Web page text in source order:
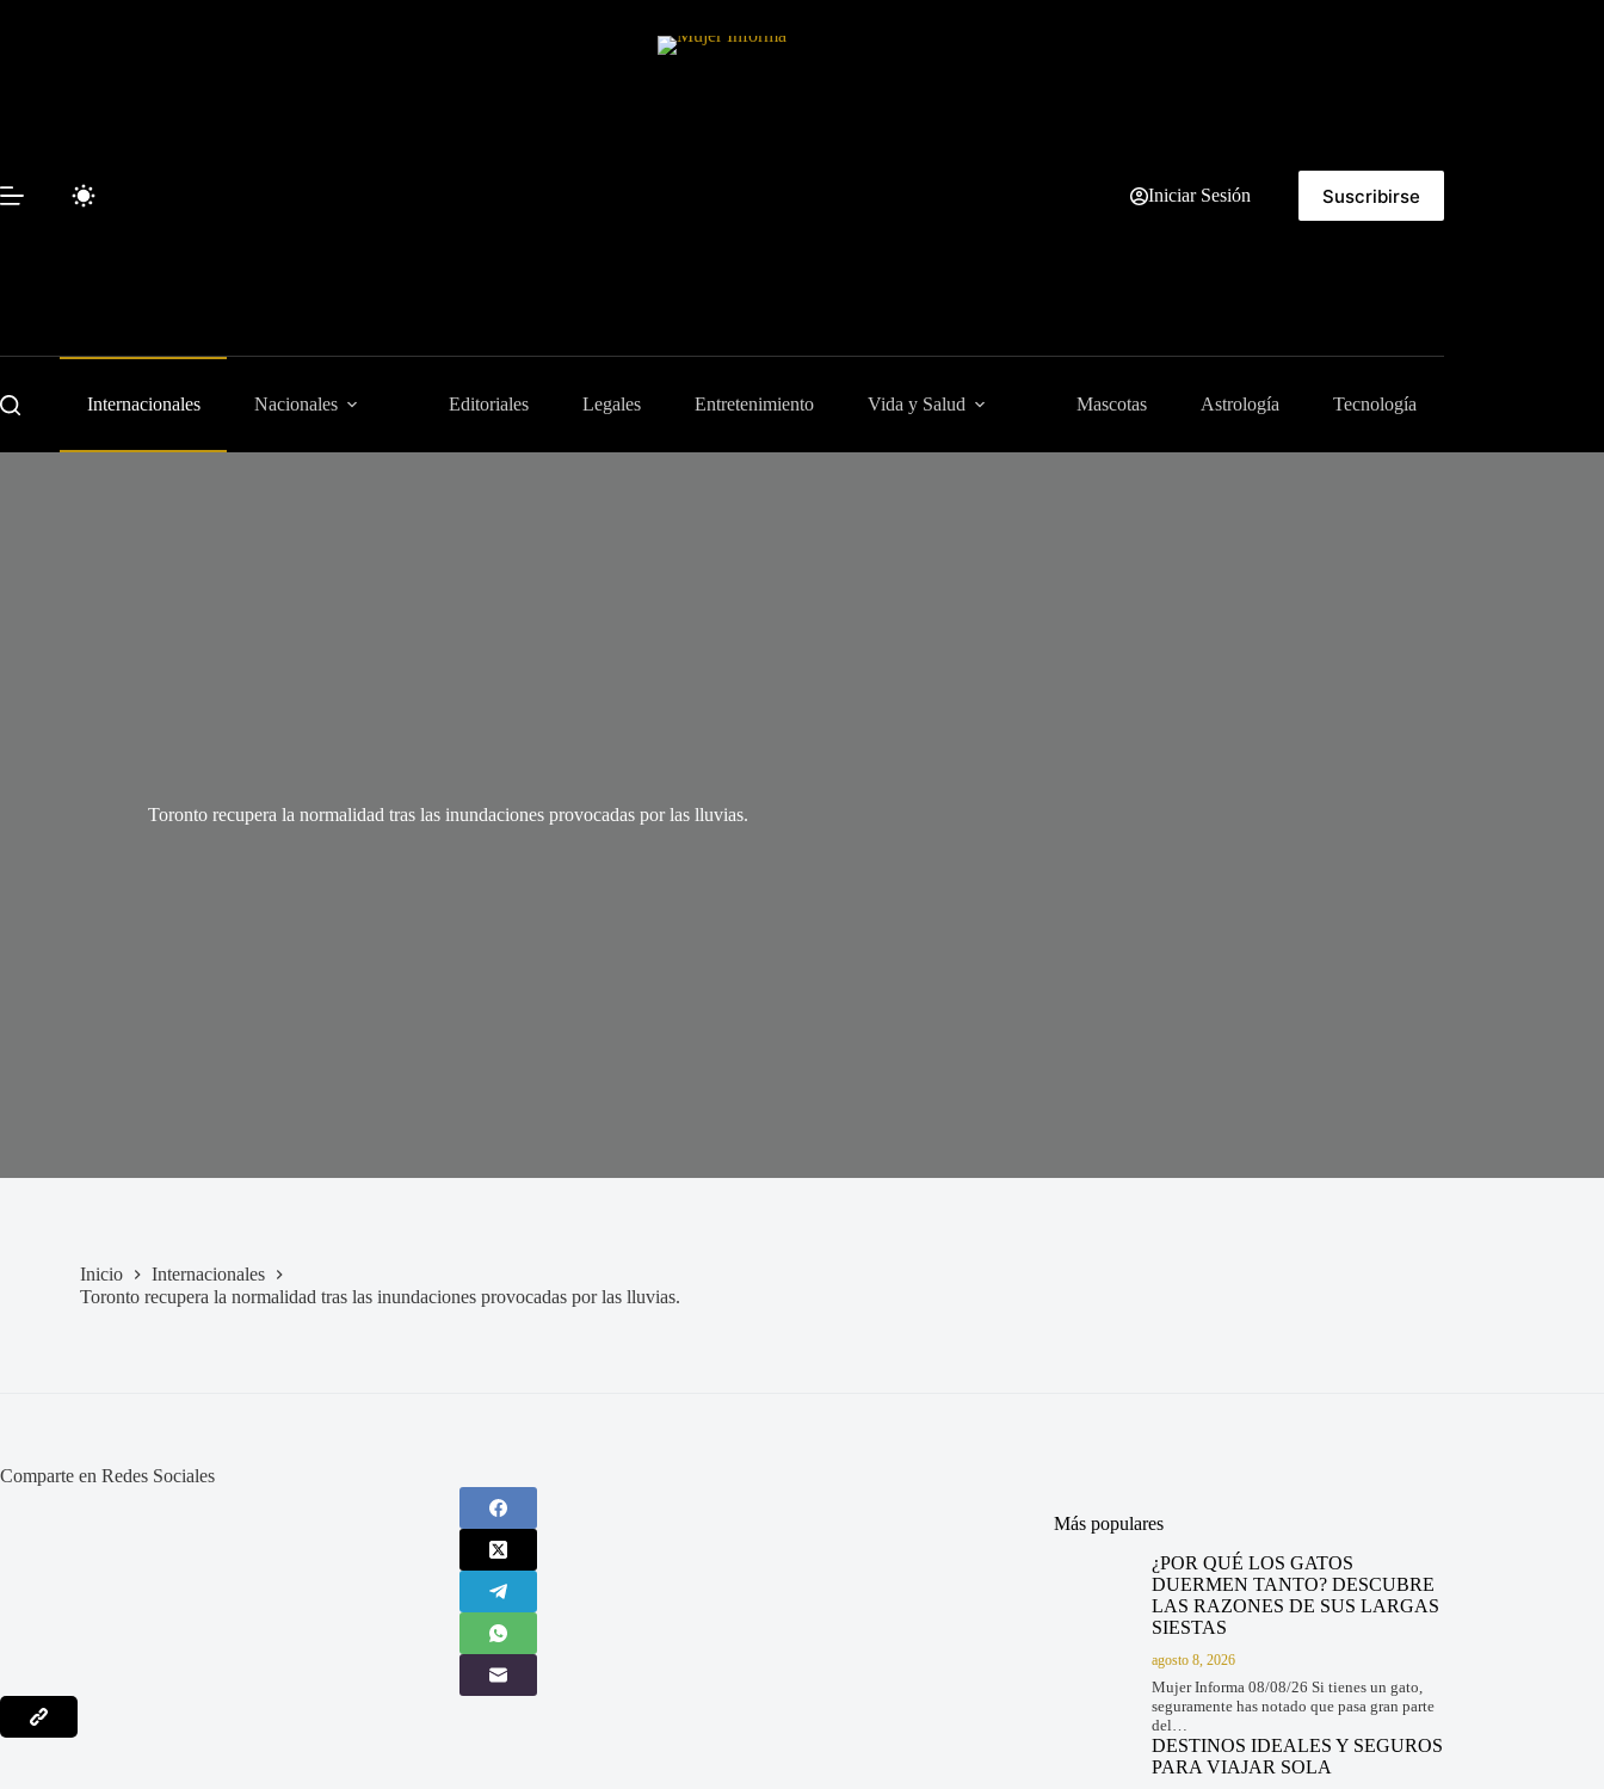
Iniciar Sesión Suscribirse
Internacionales Nacionales Editoriales Legales Entretenimiento Vida y Salud Mascotas Astrología Tecnología
Toronto recupera la normalidad tras las inundaciones provocadas por las lluvias.
Inicio
Internacionales
Toronto recupera la normalidad tras las inundaciones provocadas por las lluvias.
Comparte en Redes Sociales
Más populares
¿POR QUÉ LOS GATOS
DUERMEN TANTO? DESCUBRE
LAS RAZONES DE SUS LARGAS
SIESTAS
agosto 8, 2026
Mujer Informa 08/08/26 Si tienes un gato,
seguramente has notado que pasa gran parte
del…
DESTINOS IDEALES Y SEGUROS
PARA VIAJAR SOLA